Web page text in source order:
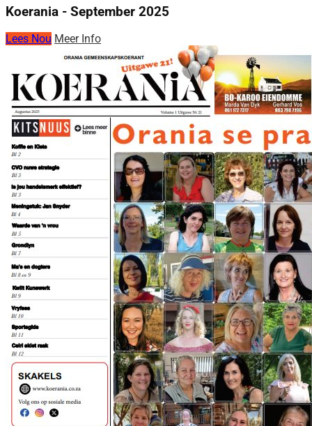
Koerania - September 2025
Lees Nou Meer Info